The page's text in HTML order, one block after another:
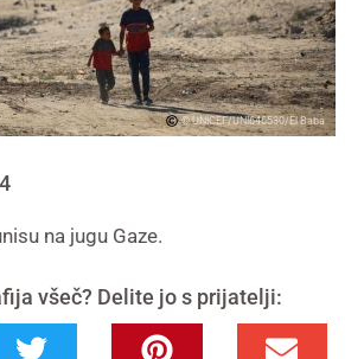
© UNICEF/UNI646530/El Baba
na jugu Gaze.
všeč? Delite jo s prijatelji: